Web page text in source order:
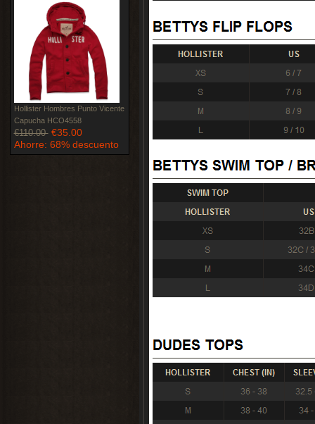
Hollister Hombres Punto Vicente
Capucha HCO4558
€110.00 €35.00
Ahorre: 68% descuento